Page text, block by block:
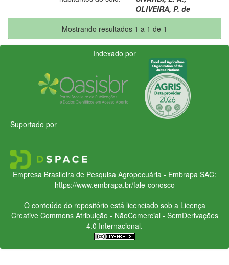
OLIVEIRA, P. de
Mostrando resultados 1 a 1 de 1
Indexado por
Suportado por
Empresa Brasileira de Pesquisa Agropecuária - Embrapa SAC:
https://www.embrapa.br/fale-conosco
O conteúdo do repositório está licenciado sob a Licença
Creative CommonsAtribuição - NãoComercial - SemDerivações
4.0 Internacional.